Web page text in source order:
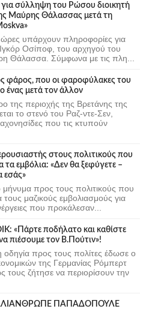
σύλληψη του Ρώσου διοικητή
Mαύρης Θάλασσας μετά τη
ώρες υπάρχουν πληροφορίες για
Οσίποφ, του αρχηγού του
Θάλασσα. Σύμφωνα με τις πλη...
φάρος, που οι φαροφύλακες του
ένας μετά τον άλλον
της περιοχής της Βρετάνης της
το στενό του Ραζ-ντε-Σεν,
που τις κτυπούν
στους πολιτικούς που
τα εμβόλια: «Δεν θα ξεφύγετε –
εσάς»
προς τους πολιτικούς που
τους μαζικούς εμβολιασμούς για
που προκάλεσαν...
«Πάρτε ποδήλατο και καθίστε
πιέσουμε τον Β.Πούτιν»!
οδηγία προς τους πολίτες έδωσε ο
της Γερμανίας Ρόμπερτ
τους ζήτησε να περιορίσουν την
ΠΑΠΑΔΟΠΟΥΛΕ